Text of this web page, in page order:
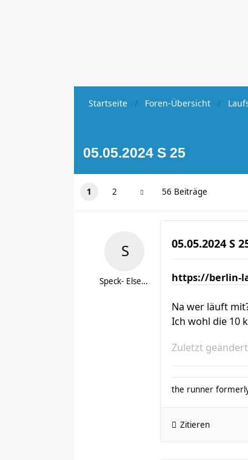
Startseite Foren-Übersicht
05.05.2024 S 25
1 2 56 Beiträge
Speck- Else (trfkah)
05.05.2024 S
https://berlin-
Na wer läuft
Ich wohl die 10
Zuletzt
the runner
Zitieren